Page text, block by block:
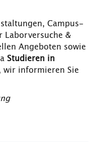
Campus-
Laborversuche &
Angeboten sowie
Studieren in
wir informieren Sie